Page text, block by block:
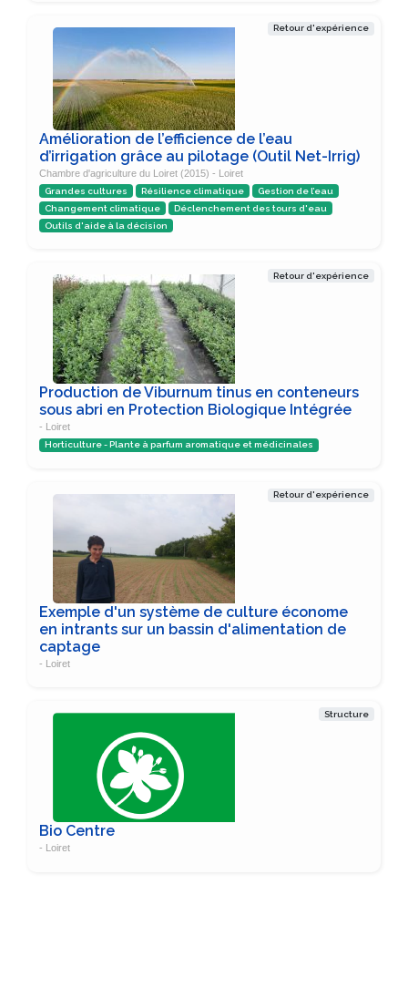
Retour d'expérience
Amélioration de l’efficience de l’eau
d’irrigation grâce au pilotage (Outil Net-Irrig)
Chambre d'agriculture du Loiret (2015) - Loiret
Grandes cultures Résilience climatique
Gestion de l’eau
Changement climatique
Déclenchement des tours d'eau
Outils d'aide à la décision
Retour d'expérience
Production de Viburnum tinus en conteneurs
sous abri en Protection Biologique Intégrée
- Loiret
Horticulture - Plante à parfum aromatique et médicinales
Retour d'expérience
Exemple d'un système de culture économe
en intrants sur un bassin d'alimentation de
captage
- Loiret
Structure
Bio Centre
- Loiret